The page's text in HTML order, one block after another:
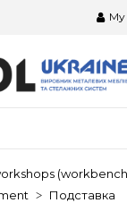
Подставка